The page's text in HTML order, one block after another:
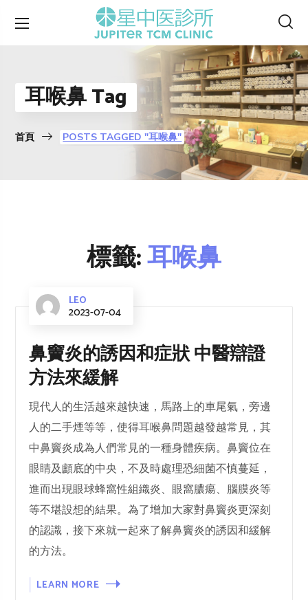
耳喉鼻 Tag
首頁 POSTS TAGGED "耳喉鼻"
標籤:耳喉鼻
LEO
2023-07-04
鼻竇炎的誘因和症狀 中醫辯證
方法來緩解
現代人的生活越來越快速，馬路上的車尾氣，旁邊
人的二手煙等等，使得耳喉鼻問題越發越常見，其
中鼻竇炎成為人們常見的一種身體疾病。鼻竇位在
眼睛及顱底的中央，不及時處理恐細菌不慎蔓延，
進而出現眼球蜂窩性組織炎、眼窩膿瘍、腦膜炎等
等不堪設想的結果。為了增加大家對鼻竇炎更深刻
的認識，接下來就一起來了解鼻竇炎的誘因和緩解
的方法。
LEARN MORE